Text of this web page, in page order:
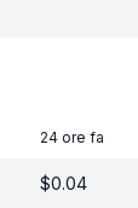
24 ore fa
$0.04